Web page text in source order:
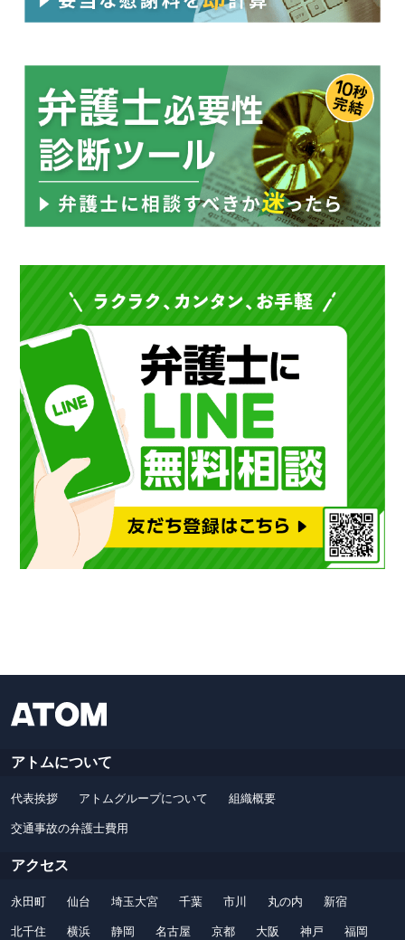
アトムについて
代表挨拶 アトムグループについて 組織概要
交通事故の弁護士費用
アクセス
永田町 仙台 埼玉大宮 千葉 市川 丸の内 新宿
北千住 横浜 静岡 名古屋 京都 大阪 神戸 福岡